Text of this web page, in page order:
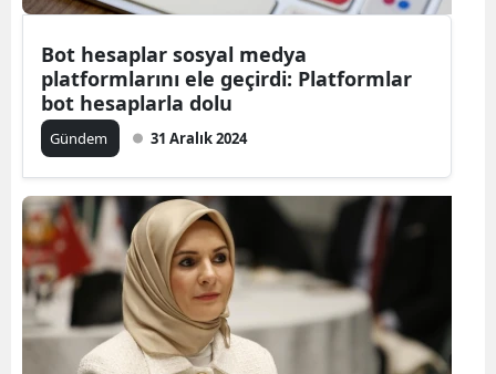
Bot hesaplar sosyal medya
platformlarını ele geçirdi: Platformlar
bot hesaplarla dolu
Gündem 31 Aralık 2024